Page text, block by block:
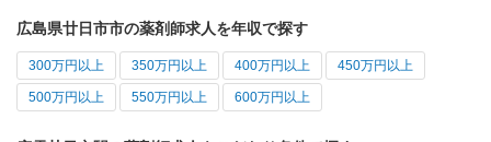
広島県廿日市市の薬剤師求人を年収で探す
300万円以上 350万円以上 400万円以上 450万円以上
500万円以上 550万円以上 600万円以上